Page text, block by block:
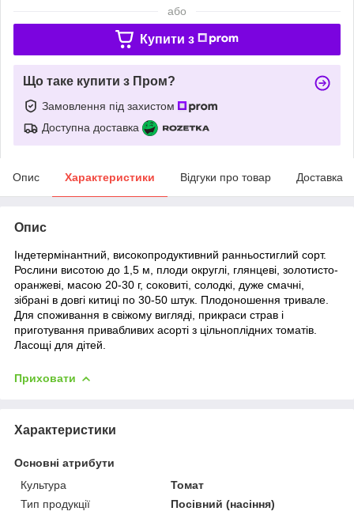
або
Купити з
Що таке купити з Пром?
Замовлення під захистом
Доступна доставка
Опис Характеристики Відгуки про товар Доставка
Опис
Індетермінантний, високопродуктивний ранньостиглий сорт.
Рослини висотою до 1,5 м, плоди округлі, глянцеві, золотисто-
оранжеві, масою 20-30 г, соковиті, солодкі, дуже смачні,
зібрані в довгі китиці по 30-50 штук. Плодоношення тривале.
Для споживання в свіжому вигляді, прикраси страв і
приготування привабливих асорті з цільноплідних томатів.
Ласощі для дітей.
Приховати
Характеристики
Основні атрибути
Культура
Томат
Тип продукції
Посівний (насіння)